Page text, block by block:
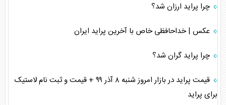
چرا پراید ارزان شد؟
عکس | خداحافظی خاص با آخرین پراید ایران
چرا پراید گران شد؟
قیمت پراید در بازار امروز شنبه ۸ آذر ۹۹ + قیمت و ثبت نام لاستیک
برای پراید